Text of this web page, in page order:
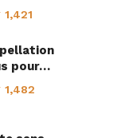
1,421
pour…
1,482